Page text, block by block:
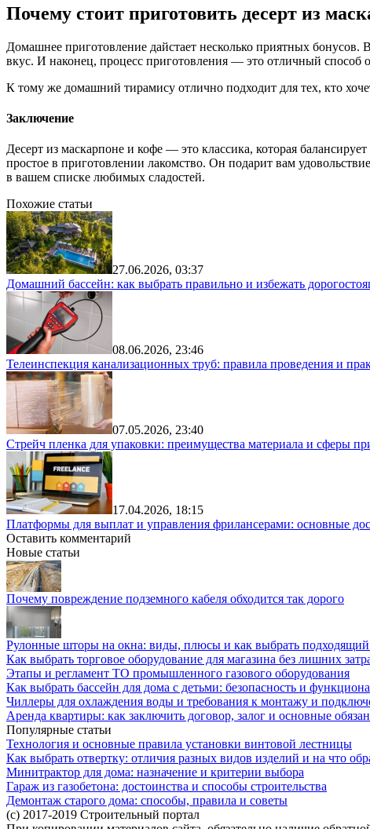
Почему стоит приготовить десерт из
Домашнее приготовление дайстает несколько приятных бонусов.
вкус. И наконец, процесс приготовления — это отличный способ
К тому же домашний тирамису отлично подходит для тех, кто
Заключение
Десерт из маскарпоне и кофе — это классика, которая
простое в приготовлении лакомство. Он подарит вам
в вашем списке любимых сладостей.
Похожие статьи
27.06.2026, 03:37
Домашний бассейн: как выбрать правильно и избежать
08.06.2026, 23:46
Телеинспекция канализационных труб: правила проведения и
07.05.2026, 23:40
Стрейч пленка для упаковки: преимущества материала и сферы
17.04.2026, 18:15
Платформы для выплат и управления фрилансерами: основные
Оставить комментарий
Новые статьи
Почему повреждение подземного кабеля обходится так дорого
Рулонные шторы на окна: виды, плюсы и как выбрать подходящий
Как выбрать торговое оборудование для магазина без лишних
Этапы и регламент ТО промышленного газового оборудования
Как выбрать бассейн для дома с детьми: безопасность и
Чиллеры для охлаждения воды и требования к монтажу и
Аренда квартиры: как заключить договор, залог и основные
Популярные статьи
Технология и основные правила установки винтовой лестницы
Как выбрать отвертку: отличия разных видов изделий и на что
Минитрактор для дома: назначение и критерии выбора
Гараж из газобетона: достоинства и способы строительства
Демонтаж старого дома: способы, правила и советы
(c) 2017-2019 Строительный портал